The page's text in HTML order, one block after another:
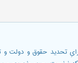
تحدید حقوق و دولت